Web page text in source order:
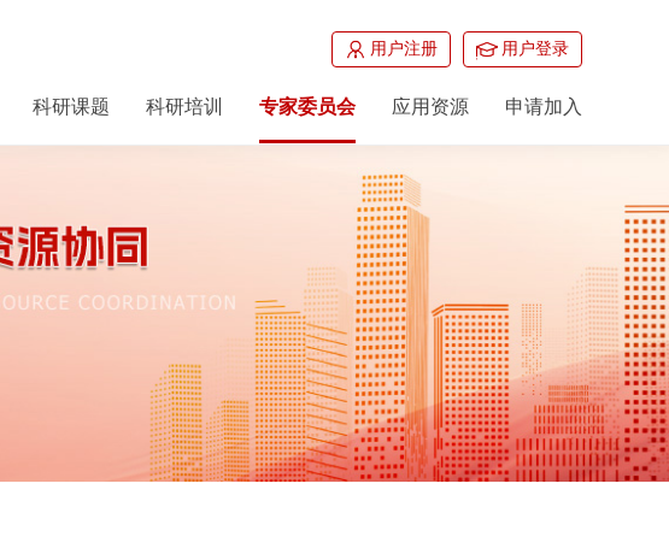
用户注册 用户登录
科研课题 科研培训 专家委员会 应用资源 申请加入